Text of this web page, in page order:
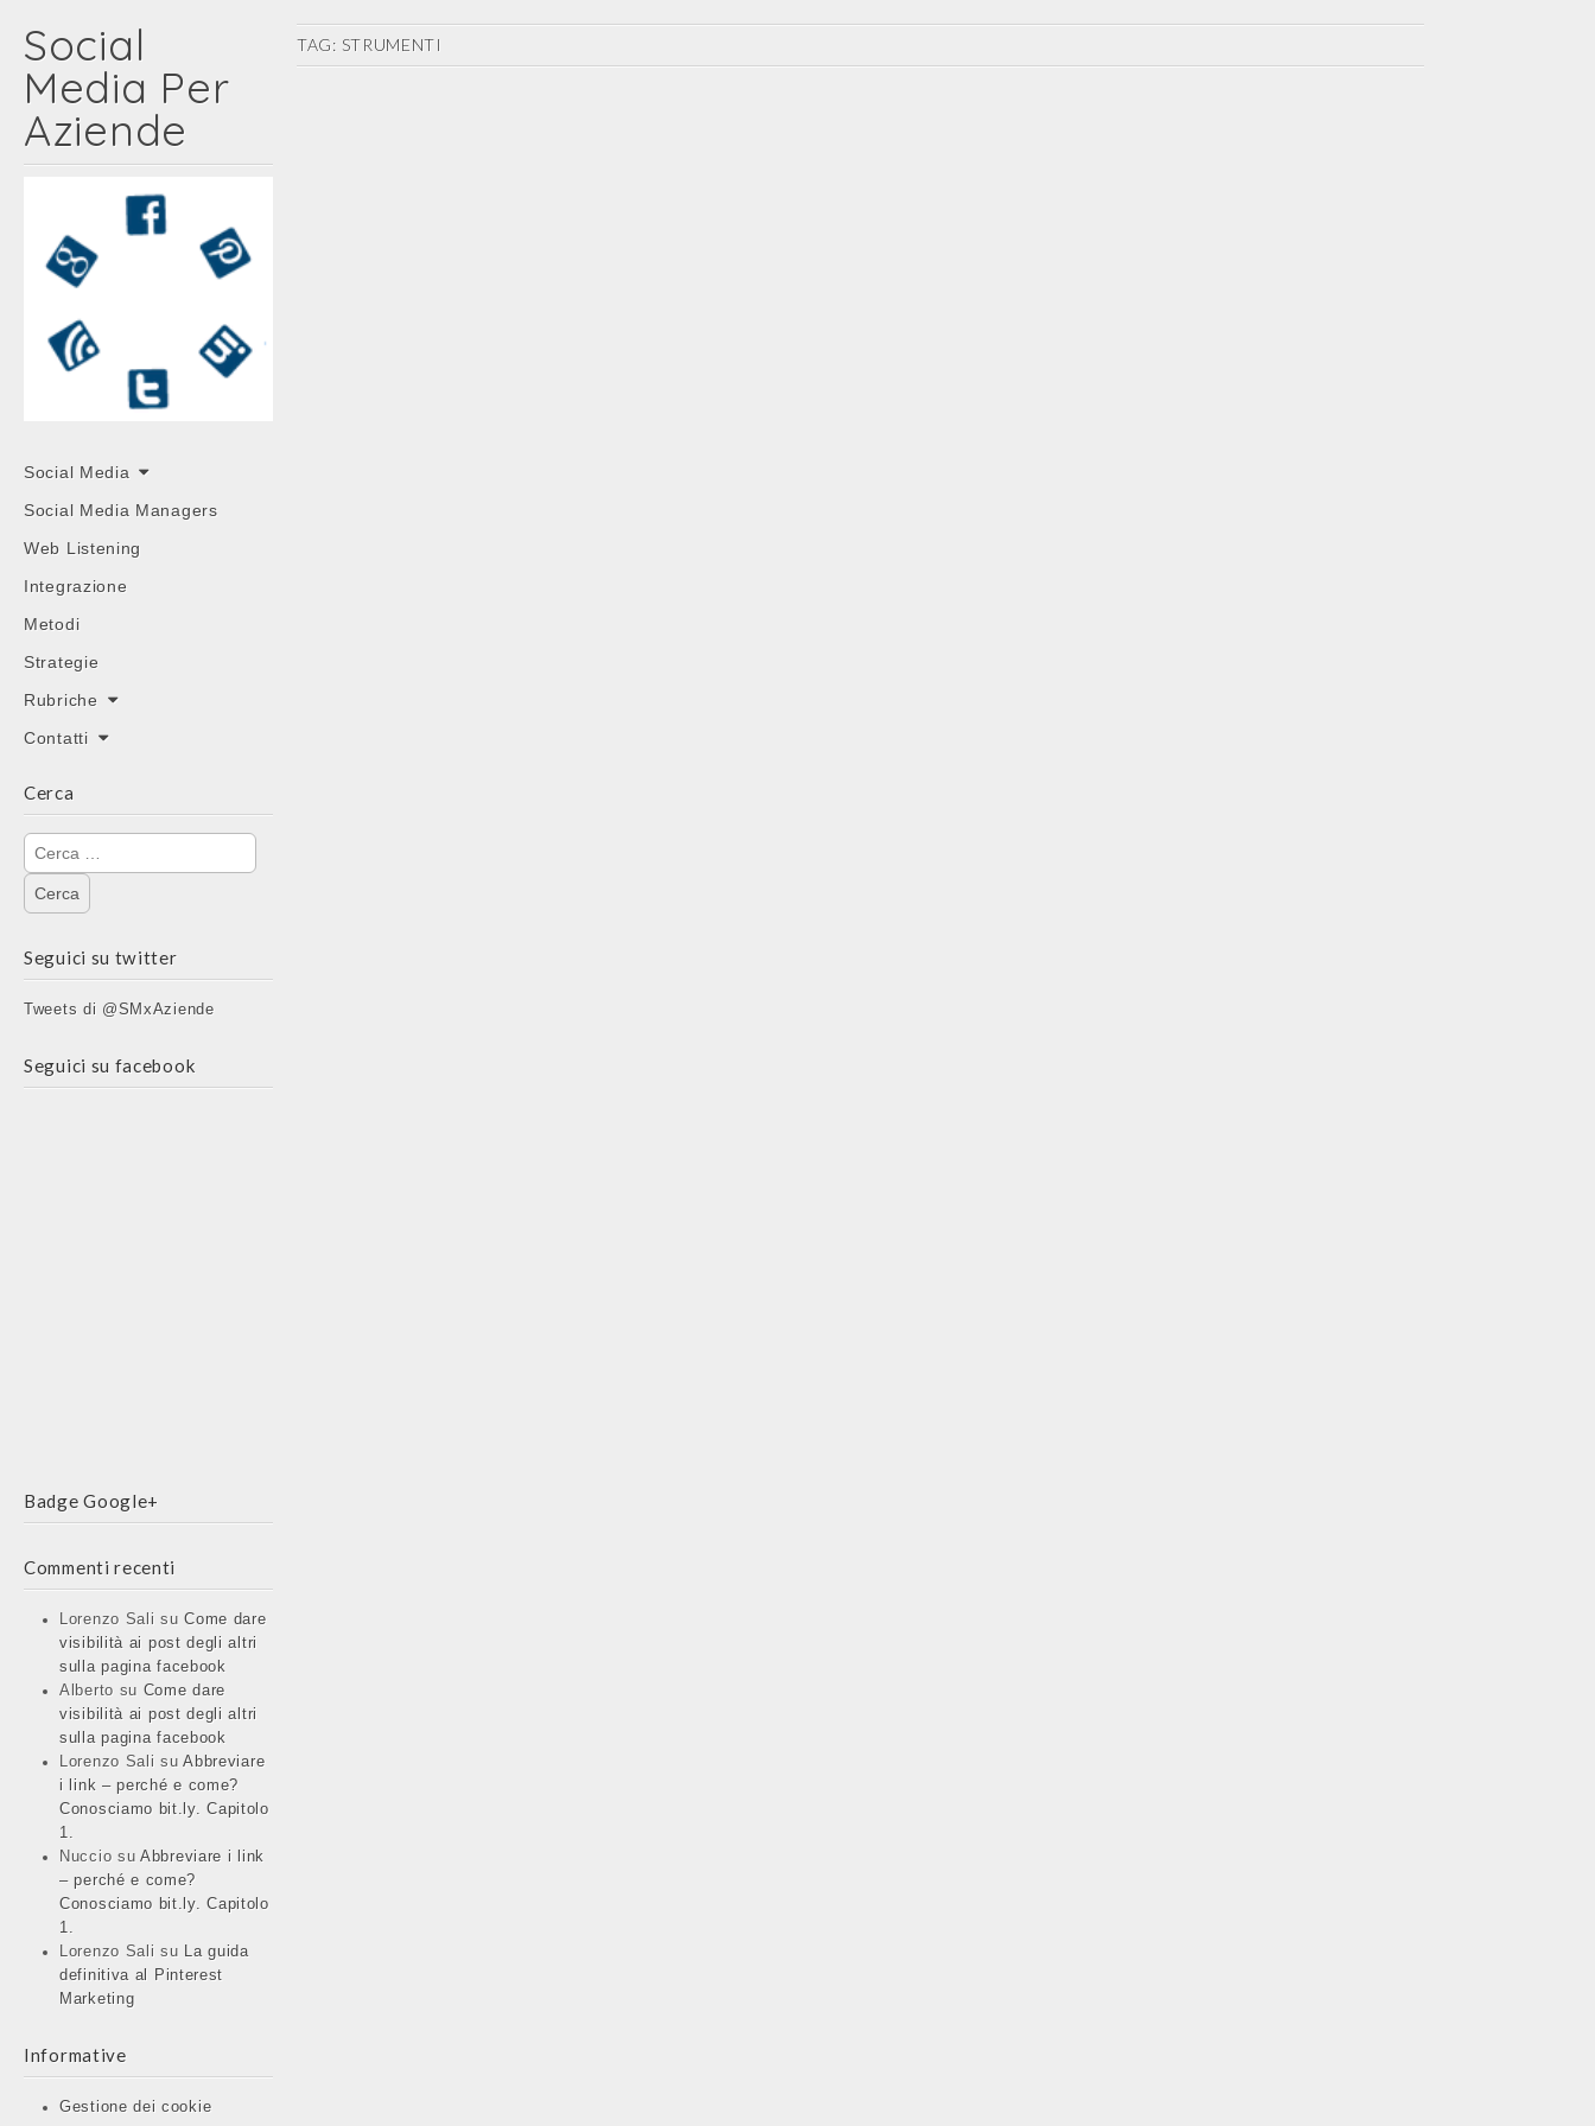
Social
Media Per
Aziende
Main
menu
Skip
content
Social Media
Social Media Managers
Web Listening
Integrazione
Metodi
Strategie
Rubriche
Contatti
Cerca
Ricerca
per:
Seguici su twitter
Tweets di @SMxAziende
Seguici su facebook
Badge Google+
Commenti recenti
Lorenzo Sali suCome dare
visibilità ai post degli altri
sulla pagina facebook
Alberto su Come dare
visibilità ai post degli altri
sulla pagina facebook
Lorenzo Sali suAbbreviare
i link – perché e come?
Conosciamo bit.ly. Capitolo
1.
Nuccio suAbbreviare i link
– perché e come?
Conosciamo bit.ly. Capitolo
1.
Lorenzo Sali su
La guida
definitiva al Pinterest
Marketing
Informative
Gestione dei cookie
TAG: STRUMENTI